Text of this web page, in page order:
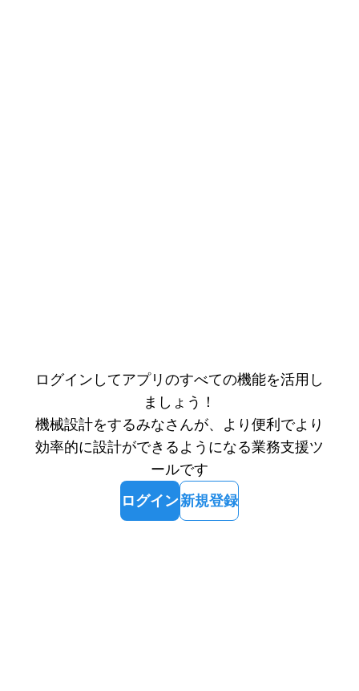
ログインしてアプリのすべての機能を活用し
ましょう！
機械設計をするみなさんが、より便利でより
効率的に設計ができるようになる業務支援ツ
ールです
ログイン新規登録